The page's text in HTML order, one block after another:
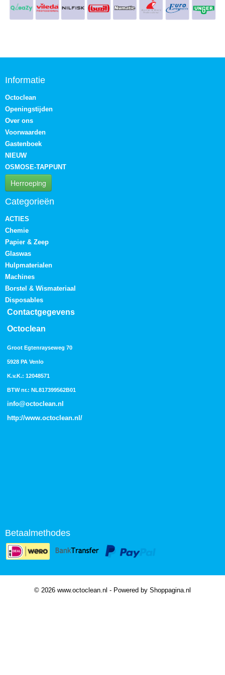
Informatie
Octoclean
Openingstijden
Over ons
Voorwaarden
Gastenboek
NIEUW
OSMOSE-TAPPUNT
Herroeping
Categorieën
ACTIES
Chemie
Papier & Zeep
Glaswas
Hulpmaterialen
Machines
Borstel & Wismateriaal
Disposables
Contactgegevens
Octoclean
Groot Egtenrayseweg 70
5928 PA Venlo
K.v.K.: 12048571
BTW nr.: NL817399562B01
info@octoclean.nl
http://www.octoclean.nl /
Betaalmethodes
© 2026 www.octoclean.nl - Powered by Shoppagina.nl